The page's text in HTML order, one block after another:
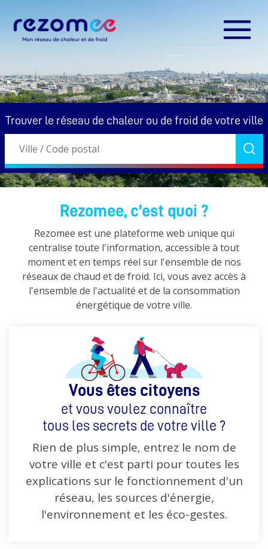
Trouver le réseau de chaleur ou de froid de votre ville
Rezomee, c'est quoi ?
Rezomee est une plateforme web unique qui
centralise toute l'information, accessible à tout
moment et en temps réel sur l'ensemble de nos
réseaux de chaud et de froid. Ici, vous avez accès à
l'ensemble de l'actualité et de la consommation
énergétique de votre ville.
Vous êtes citoyens
et vous voulez connaître
tous les secrets de votre ville ?
Rien de plus simple, entrez le nom de
votre ville et c'est parti pour toutes les
explications sur le fonctionnement d'un
réseau, les sources d'énergie,
l'environnement et les éco-gestes.